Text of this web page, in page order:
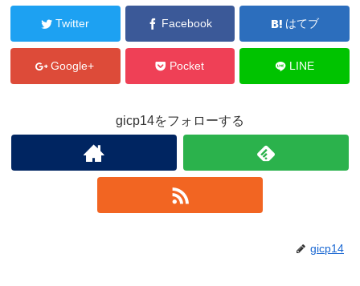
Twitter Facebook はてブ
Google+ Pocket LINE
gicp14をフォローする
gicp14